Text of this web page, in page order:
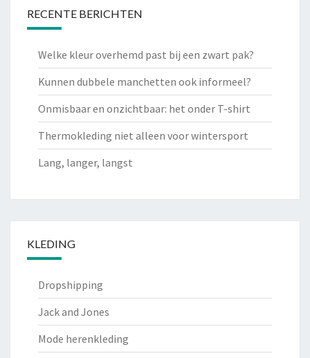
RECENTE BERICHTEN
Welke kleur overhemd past bij een zwart pak?
Kunnen dubbele manchetten ook informeel?
Onmisbaar en onzichtbaar: het onder T-shirt
Thermokleding niet alleen voor wintersport
Lang, langer, langst
KLEDING
Dropshipping
Jack and Jones
Mode herenkleding